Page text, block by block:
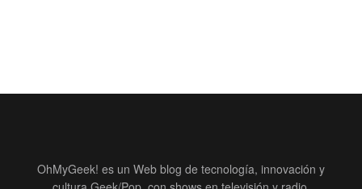
OhMyGeek! es un Web blog de tecnología, innovación y